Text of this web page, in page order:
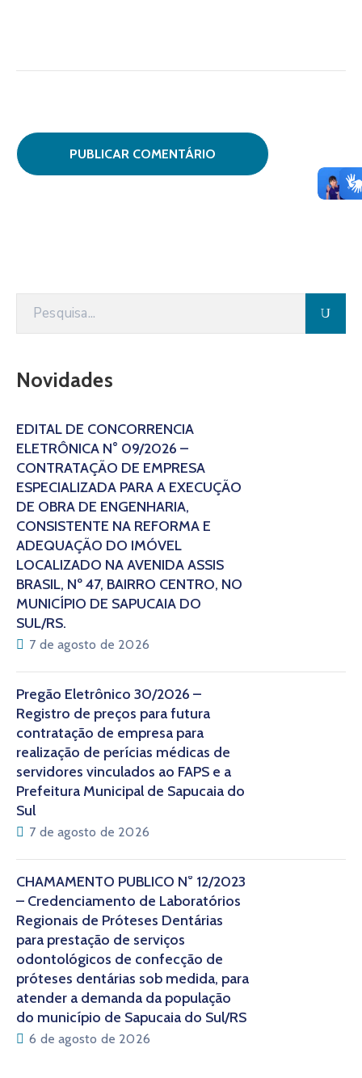
Novidades
EDITAL DE CONCORRÊNCIA
ELETRÔNICA N° 09/2026 –
CONTRATAÇÃO DE EMPRESA
ESPECIALIZADA PARA A EXECUÇÃO
DE OBRA DE ENGENHARIA,
CONSISTENTE NA REFORMA E
ADEQUAÇÃO DO IMÓVEL
LOCALIZADO NA AVENIDA ASSIS
BRASIL, Nº 47, BAIRRO CENTRO, NO
MUNICÍPIO DE SAPUCAIA DO
SUL/RS.
7 de agosto de 2026
Pregão Eletrônico 30/2026 –
Registro de preços para futura
contratação de empresa para
realização de perícias médicas de
servidores vinculados ao FAPS e a
Prefeitura Municipal de Sapucaia do
Sul
7 de agosto de 2026
CHAMAMENTO PÚBLICO N° 12/2023
– Credenciamento de Laboratórios
Regionais de Próteses Dentárias
para prestação de serviços
odontológicos de confecção de
próteses dentárias sob medida, para
atender a demanda da população
do município de Sapucaia do Sul/RS
6 de agosto de 2026